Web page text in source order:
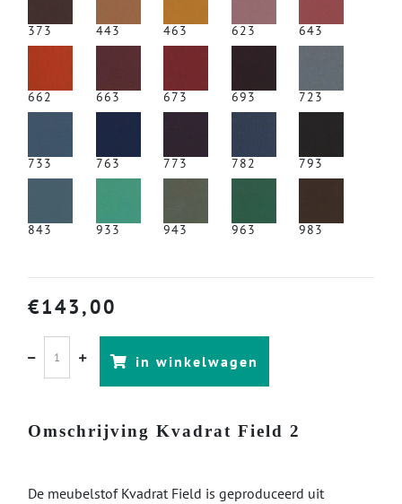
373 443 463 623 643
662 663 673 693 723
733 763 773 782 793
843 933 943 963 983
€143,00
in winkelwagen
Omschrijving Kvadrat Field 2
De meubelstof Kvadrat Field is geproduceerd uit